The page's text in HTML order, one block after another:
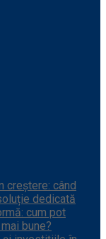
creștere: când
dedicată
cum pot
bune?